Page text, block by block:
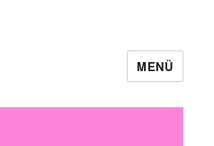
MENÜ